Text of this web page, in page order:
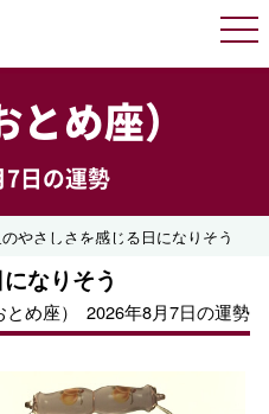
め座）
日の運勢
のやさしさを感じる日になりそう
なりそう
め座） 2026年8月7日の運勢